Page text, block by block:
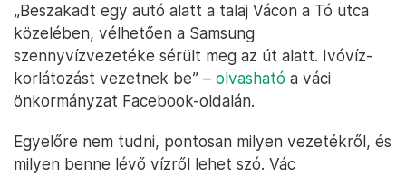
„Beszakadt egy autó alatt a talaj Vácon a Tó utca
közelében, vélhetően a Samsung
szennyvízvezetéke sérült meg az út alatt. Ivóvíz-
korlátozást vezetnek be” – olvasható a váci
önkormányzat Facebook-oldalán.
Egyelőre nem tudni, pontosan milyen vezetékről, és
milyen benne lévő vízről lehet szó. Vác